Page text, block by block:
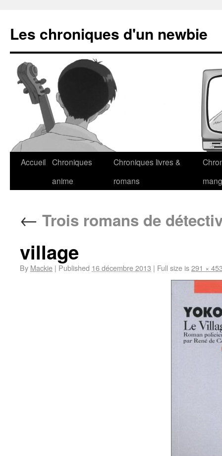
Les chroniques d'un newbie
Accueil Chroniques
anime
Chroniques livres &
romans
← Trois romans de
village
By Mackie | Published 16 décembre 2013 | Full size is291 ×